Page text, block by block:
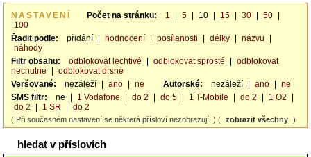
NASTAVENÍ Počet na stránku: 1 5 10 15 30 50
100
Řadit podle:
přidání hodnocení posílanosti délky názvu
náhody
Filtr obsahu:
odblokovat lechtivé odblokovat sprosté
odblokovat
nechutné
odblokovat drsné
Veršované:
nezáleží ano ne Autorské: nezáleží ano
ne
SMS filtr:
ne 1 Vodafone do 2 do 5 1 T-Mobile do 2 1 O2
do 2
1 SR do 2
( Při současném nastavení se některá přísloví nezobrazují. ) ( zobrazit všechny )
hledat v příslovích